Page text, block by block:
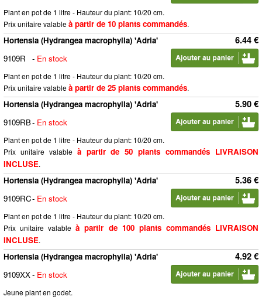
Plant en pot de 1 litre - Hauteur du plant: 10/20 cm.
Prix unitaire valableà partir de 10 plants commandés.
6.44 €
Hortensia (Hydrangea macrophylla) 'Adria'
9109R
- En stock
Plant en pot de 1 litre - Hauteur du plant: 10/20 cm.
Prix unitaire valableà partir de 25 plants commandés.
5.90 €
Hortensia (Hydrangea macrophylla) 'Adria'
9109RB- En stock
Plant en pot de 1 litre - Hauteur du plant: 10/20 cm.
Prix unitaire valable à partir de 50 plants commandés LIVRAISON
INCLUSE.
5.36 €
Hortensia (Hydrangea macrophylla) 'Adria'
9109RC- En stock
Plant en pot de 1 litre - Hauteur du plant: 10/20 cm.
Prix unitaire valableà partir de 100 plants commandés LIVRAISON
INCLUSE.
4.92 €
Hortensia (Hydrangea macrophylla) 'Adria'
9109XX- En stock
Jeune plant en godet.